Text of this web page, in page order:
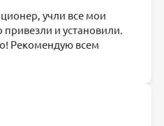
учли все мои
и установили.
Рекомендую всем